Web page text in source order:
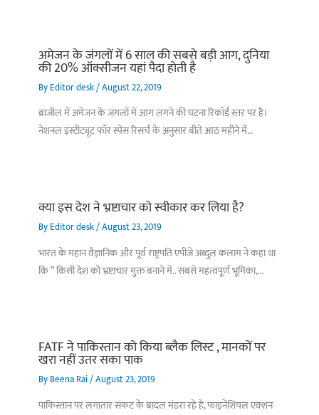
अमेजन के जंगलों में 6 साल की सबसे बड़ी आग, दुनिया
की 20% ऑक्सीजन यहां पैदा होती है
ByEditor desk/August 22, 2019
ब्राजील में अमेजन के जंगलों में आग लगने की घटना रिकॉर्ड स्तर पर है।
नेशनल इंस्टीट्यूट फॉर स्पेस रिसर्च के अनुसार बीते आठ महीने में…
क्या इस देश ने भ्रष्टाचार को स्वीकार कर लिया है?
ByEditor desk/August 23, 2019
भारत के महान वैज्ञानिक और पूर्व राष्ट्रपति एपीजे अब्दुल कलाम ने कहा था
कि ” किसी देश को भ्रष्टाचार मुक्त बनाने में.. सबसे महत्वपूर्ण भूमिका,…
FATF ने पाकिस्तान को किया ब्लैक लिस्ट , मानकों पर
खरा नहीं उतर सका पाक
ByBeena Rai/August 23, 2019
पाकिस्तान पर लगातार संकट के बादल मंडरा रहे हैं, फाइनेंशियल एक्शन